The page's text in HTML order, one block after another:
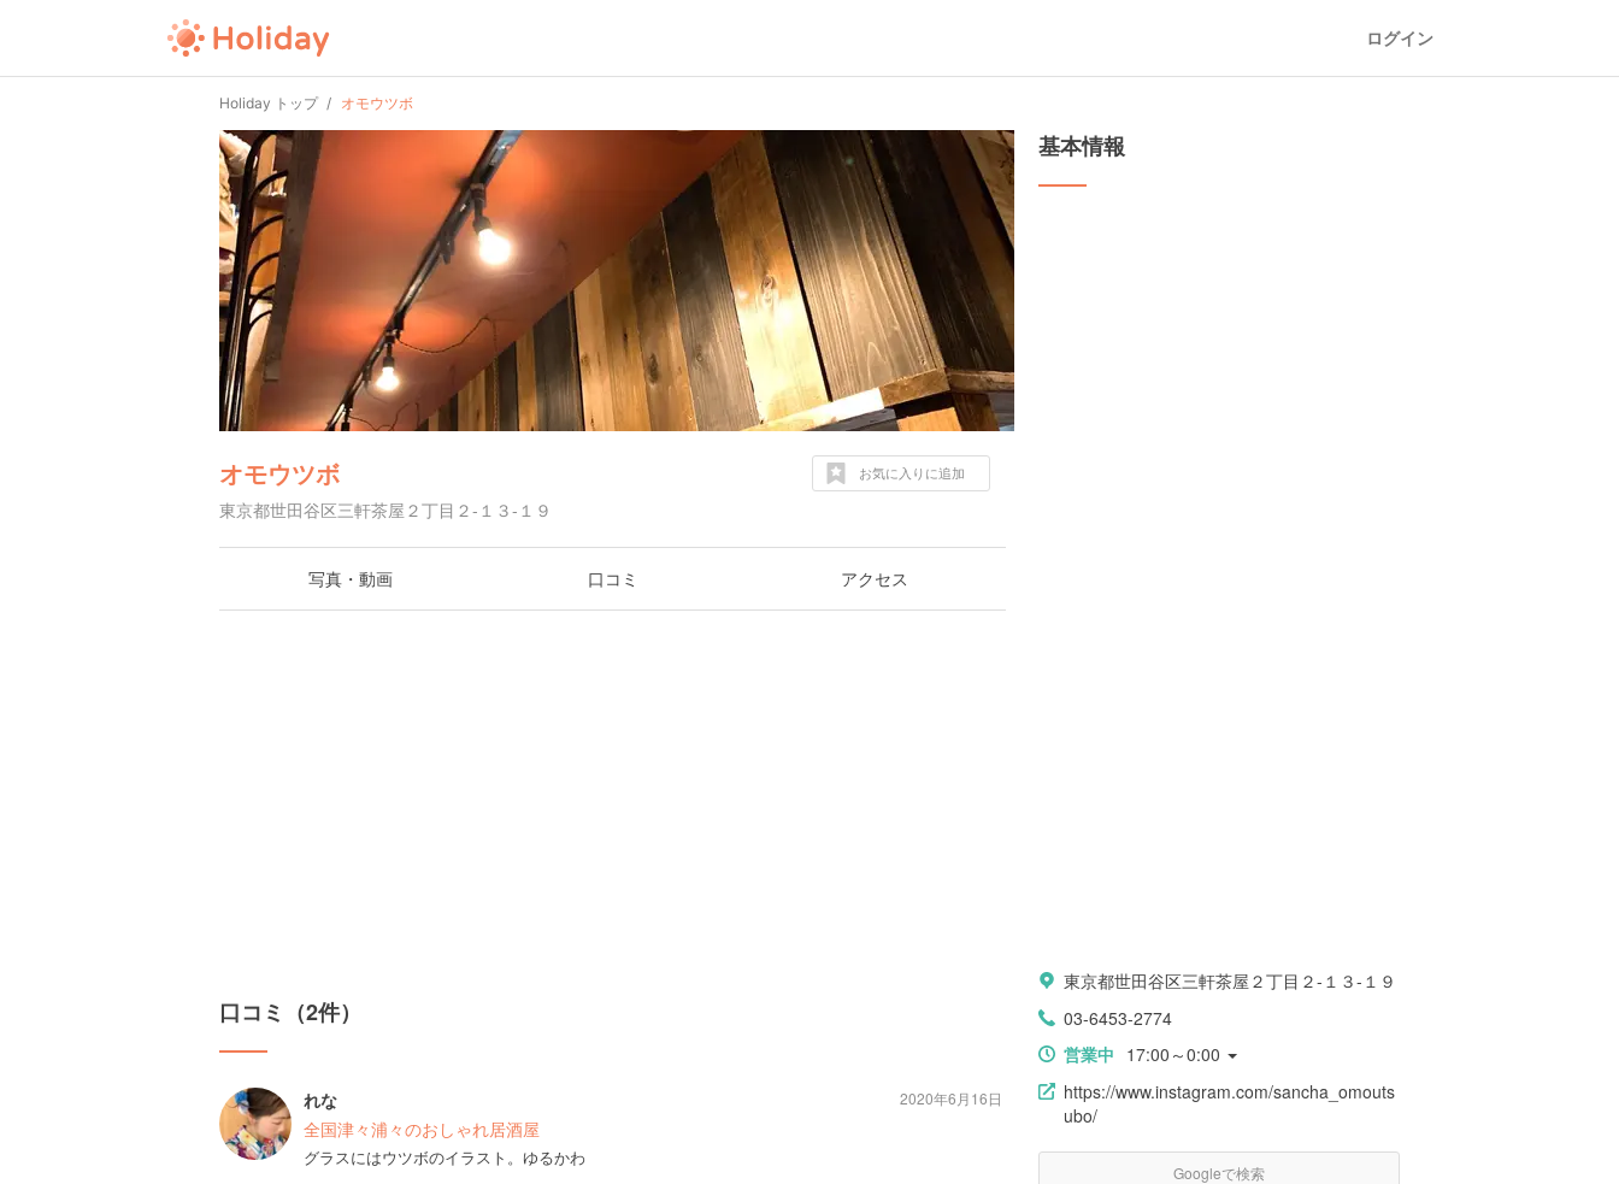
ログイン
Holiday トップ オモウツボ
オモウツボ
東京都世田谷区三軒茶屋２丁目２-１３-１９
お気に入りに追加
写真・動画 口コミ アクセス
口コミ（2件）
れな
全国津々浦々のおしゃれ居酒屋
グラスにはウツボのイラスト。ゆるかわ
2020年6月16日
基本情報
東京都世田谷区三軒茶屋２丁目２-１３-１９
03-6453-2774
営業中 17:00～0:00
https://www.instagram.com/sancha_omouts
ubo/
Googleで検索